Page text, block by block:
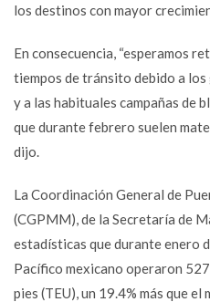
los destinos con mayor
En consecuencia, “esperamos
tiempos de tránsito debido a
y a las habituales campañas de
que durante febrero suelen
dijo.
La Coordinación General de
(CGPMM), de la Secretaría de
estadísticas que durante enero
Pacífico mexicano operaron
pies (TEU), un 19.4% más que el